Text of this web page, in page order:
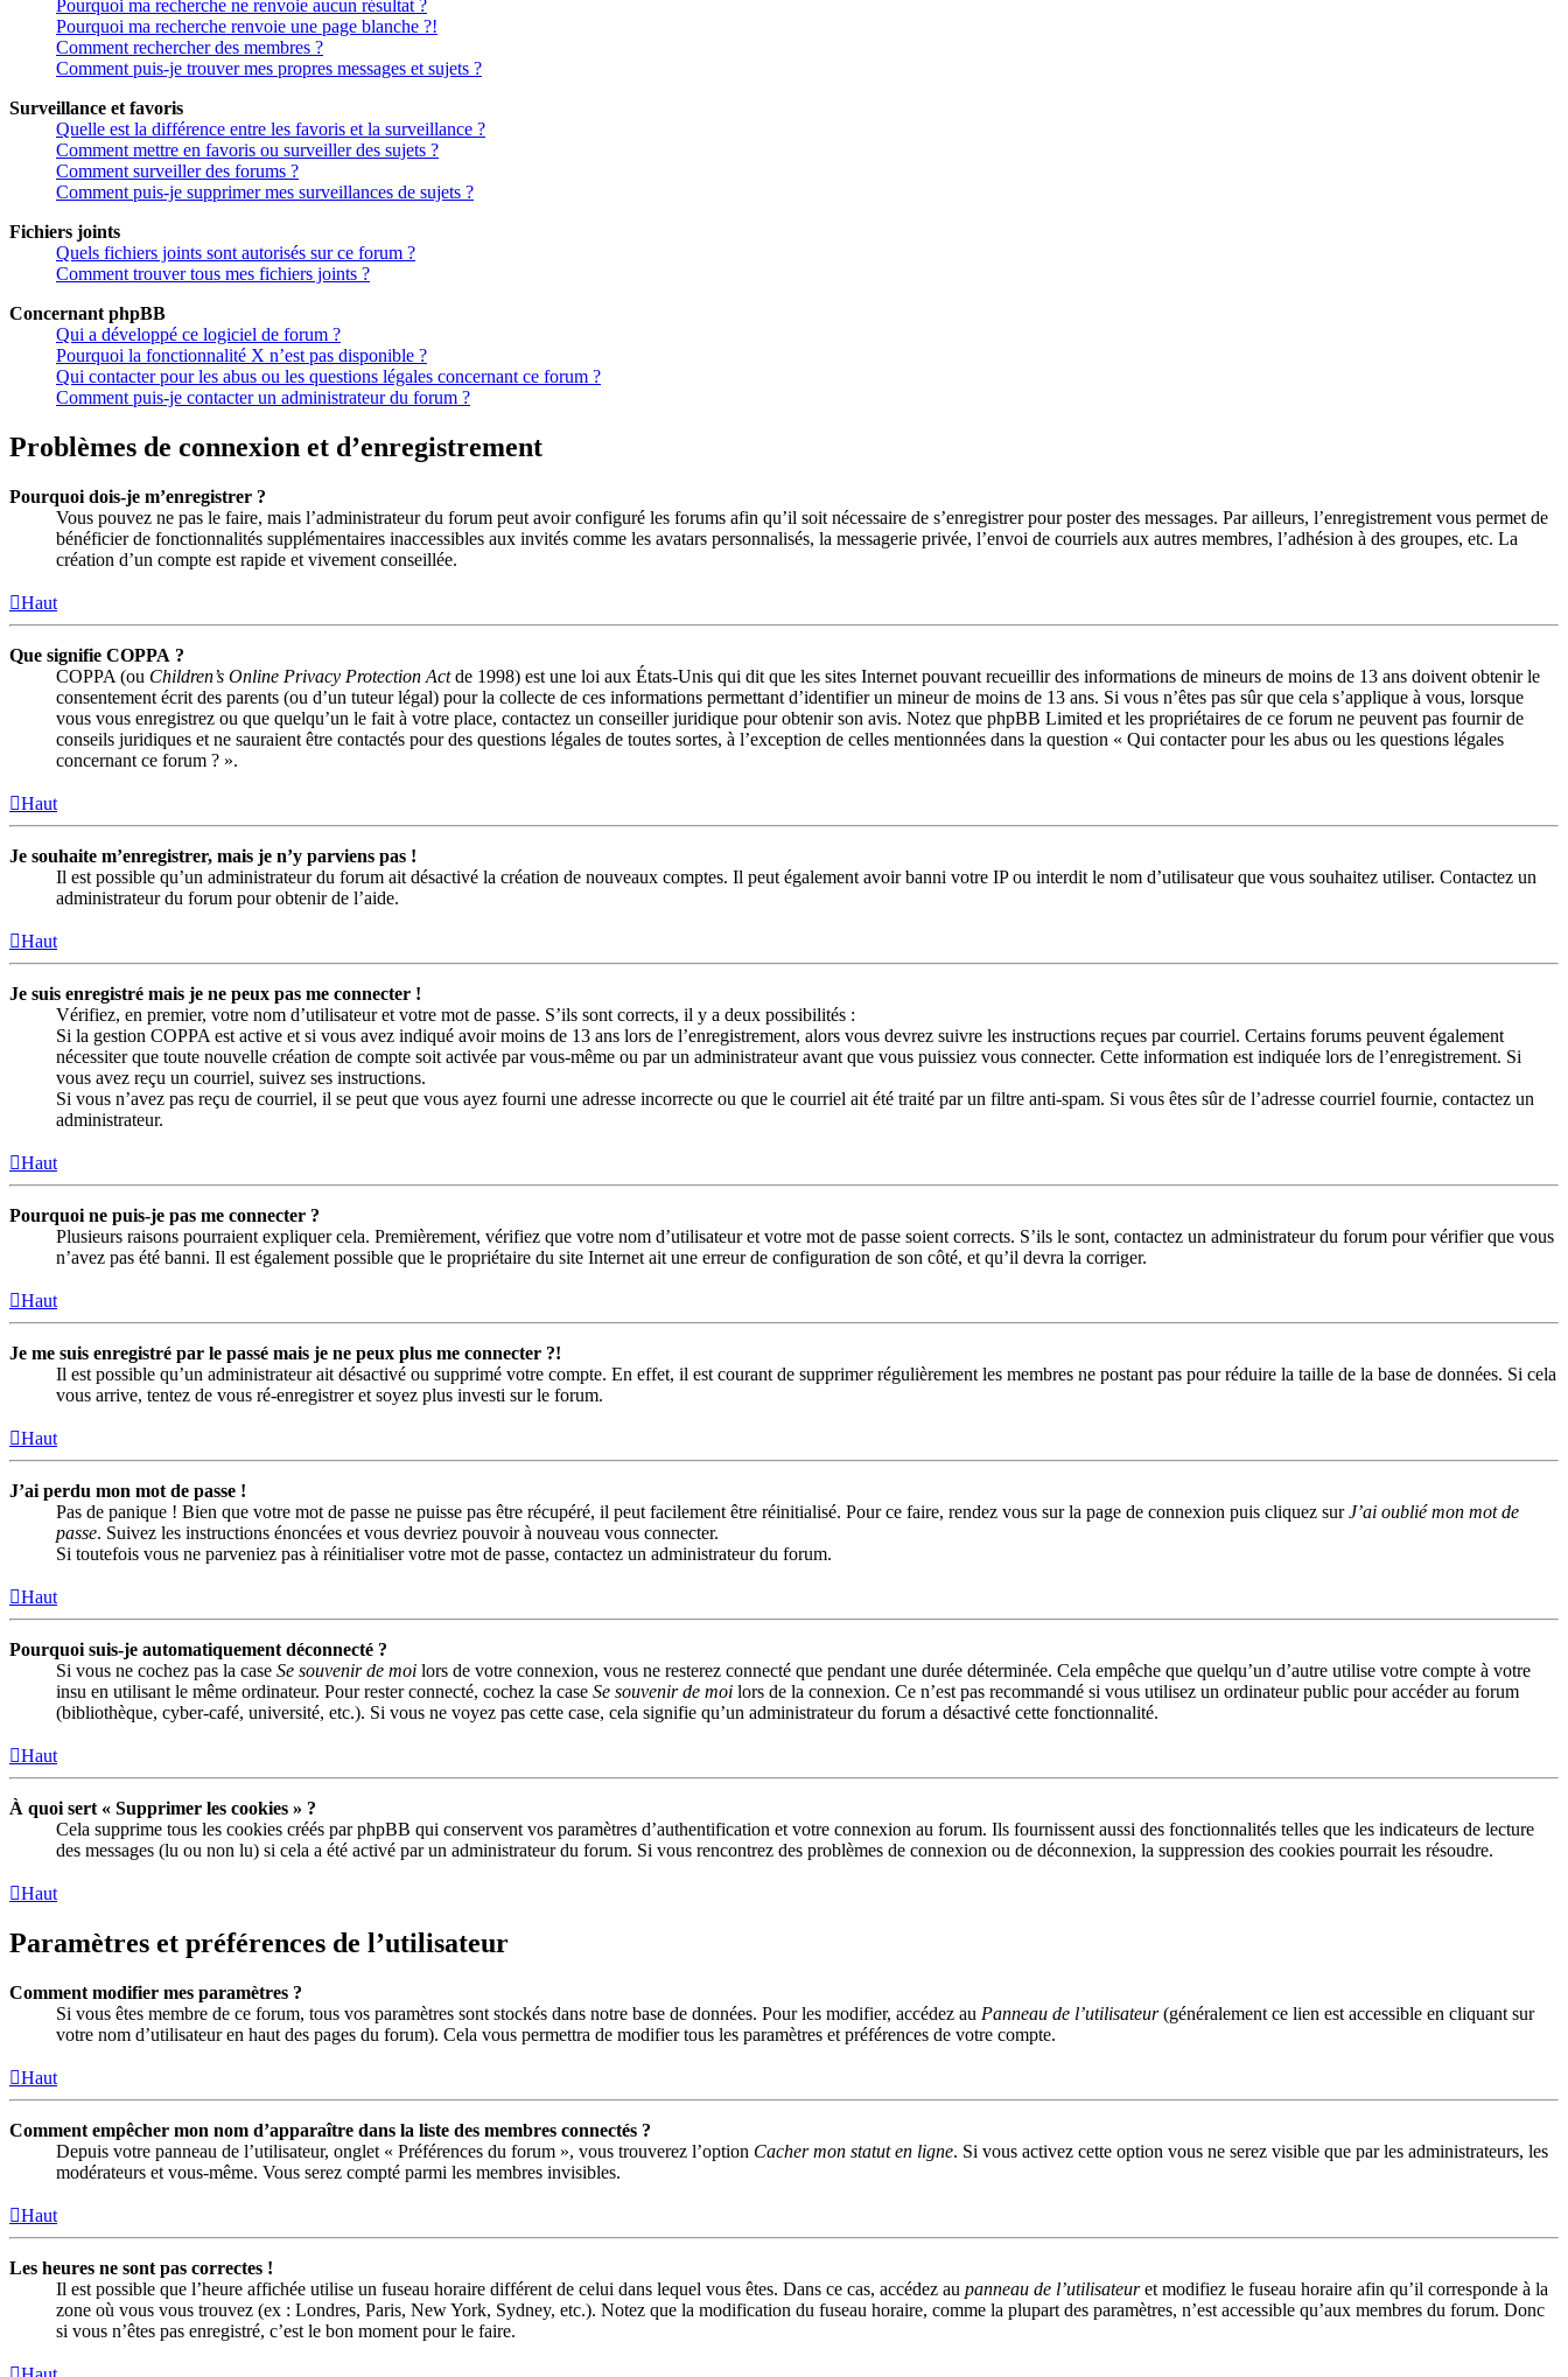
Pourquoi ma recherche ne renvoie aucun résultat ?
Pourquoi ma recherche renvoie une page blanche ?!
Comment rechercher des membres ?
Comment puis-je trouver mes propres messages et sujets ?
Surveillance et favoris
Quelle est la différence entre les favoris et la surveillance ?
Comment mettre en favoris ou surveiller des sujets ?
Comment surveiller des forums ?
Comment puis-je supprimer mes surveillances de sujets ?
Fichiers joints
Quels fichiers joints sont autorisés sur ce forum ?
Comment trouver tous mes fichiers joints ?
Concernant phpBB
Qui a développé ce logiciel de forum ?
Pourquoi la fonctionnalité X n’est pas disponible ?
Qui contacter pour les abus ou les questions légales concernant ce forum ?
Comment puis-je contacter un administrateur du forum ?
Problèmes de connexion et d’enregistrement
Pourquoi dois-je m’enregistrer ?
Vous pouvez ne pas le faire, mais l’administrateur du forum peut avoir configuré les forums afin qu’il soit nécessaire de s’enregistrer pour poster des messages. Par ailleurs, l’enregistrement vous permet de
bénéficier de fonctionnalités supplémentaires inaccessibles aux invités comme les avatars personnalisés, la messagerie privée, l’envoi de courriels aux autres membres, l’adhésion à des groupes, etc. La
création d’un compte est rapide et vivement conseillée.
Haut
Que signifie COPPA ?
COPPA (ou Children’s Online Privacy Protection Actde 1998) est une loi aux États-Unis qui dit que les sites Internet pouvant recueillir des informations de mineurs de moins de 13 ans doivent obtenir le
consentement écrit des parents (ou d’un tuteur légal) pour la collecte de ces informations permettant d’identifier un mineur de moins de 13 ans. Si vous n’êtes pas sûr que cela s’applique à vous, lorsque
vous vous enregistrez ou que quelqu’un le fait à votre place, contactez un conseiller juridique pour obtenir son avis. Notez que phpBB Limited et les propriétaires de ce forum ne peuvent pas fournir de
conseils juridiques et ne sauraient être contactés pour des questions légales de toutes sortes, à l’exception de celles mentionnées dans la question « Qui contacter pour les abus ou les questions légales
concernant ce forum ? ».
Haut
Je souhaite m’enregistrer, mais je n’y parviens pas !
Il est possible qu’un administrateur du forum ait désactivé la création de nouveaux comptes. Il peut également avoir banni votre IP ou interdit le nom d’utilisateur que vous souhaitez utiliser. Contactez un
administrateur du forum pour obtenir de l’aide.
Haut
Je suis enregistré mais je ne peux pas me connecter !
Vérifiez, en premier, votre nom d’utilisateur et votre mot de passe. S’ils sont corrects, il y a deux possibilités :
Si la gestion COPPA est active et si vous avez indiqué avoir moins de 13 ans lors de l’enregistrement, alors vous devrez suivre les instructions reçues par courriel. Certains forums peuvent également
nécessiter que toute nouvelle création de compte soit activée par vous-même ou par un administrateur avant que vous puissiez vous connecter. Cette information est indiquée lors de l’enregistrement. Si
vous avez reçu un courriel, suivez ses instructions.
Si vous n’avez pas reçu de courriel, il se peut que vous ayez fourni une adresse incorrecte ou que le courriel ait été traité par un filtre anti-spam. Si vous êtes sûr de l’adresse courriel fournie, contactez un
administrateur.
Haut
Pourquoi ne puis-je pas me connecter ?
Plusieurs raisons pourraient expliquer cela. Premièrement, vérifiez que votre nom d’utilisateur et votre mot de passe soient corrects. S’ils le sont, contactez un administrateur du forum pour vérifier que vous
n’avez pas été banni. Il est également possible que le propriétaire du site Internet ait une erreur de configuration de son côté, et qu’il devra la corriger.
Haut
Je me suis enregistré par le passé mais je ne peux plus me connecter ?!
Il est possible qu’un administrateur ait désactivé ou supprimé votre compte. En effet, il est courant de supprimer régulièrement les membres ne postant pas pour réduire la taille de la base de données. Si cela
vous arrive, tentez de vous ré-enregistrer et soyez plus investi sur le forum.
Haut
J’ai perdu mon mot de passe !
Pas de panique ! Bien que votre mot de passe ne puisse pas être récupéré, il peut facilement être réinitialisé. Pour ce faire, rendez vous sur la page de connexion puis cliquez surJ’ai oublié mon mot de
passe. Suivez les instructions énoncées et vous devriez pouvoir à nouveau vous connecter.
Si toutefois vous ne parveniez pas à réinitialiser votre mot de passe, contactez un administrateur du forum.
Haut
Pourquoi suis-je automatiquement déconnecté ?
Si vous ne cochez pas la case Se souvenir de moi lors de votre connexion, vous ne resterez connecté que pendant une durée déterminée. Cela empêche que quelqu’un d’autre utilise votre compte à votre
insu en utilisant le même ordinateur. Pour rester connecté, cochez la case Se souvenir de moi lors de la connexion. Ce n’est pas recommandé si vous utilisez un ordinateur public pour accéder au forum
(bibliothèque, cyber-café, université, etc.). Si vous ne voyez pas cette case, cela signifie qu’un administrateur du forum a désactivé cette fonctionnalité.
Haut
À quoi sert « Supprimer les cookies » ?
Cela supprime tous les cookies créés par phpBB qui conservent vos paramètres d’authentification et votre connexion au forum. Ils fournissent aussi des fonctionnalités telles que les indicateurs de lecture
des messages (lu ou non lu) si cela a été activé par un administrateur du forum. Si vous rencontrez des problèmes de connexion ou de déconnexion, la suppression des cookies pourrait les résoudre.
Haut
Paramètres et préférences de l’utilisateur
Comment modifier mes paramètres ?
Si vous êtes membre de ce forum, tous vos paramètres sont stockés dans notre base de données. Pour les modifier, accédez au Panneau de l’utilisateur(généralement ce lien est accessible en cliquant sur
votre nom d’utilisateur en haut des pages du forum). Cela vous permettra de modifier tous les paramètres et préférences de votre compte.
Haut
Comment empêcher mon nom d’apparaître dans la liste des membres connectés ?
Depuis votre panneau de l’utilisateur, onglet « Préférences du forum », vous trouverez l’option Cacher mon statut en ligne. Si vous activez cette option vous ne serez visible que par les administrateurs, les
modérateurs et vous-même. Vous serez compté parmi les membres invisibles.
Haut
Les heures ne sont pas correctes !
Il est possible que l’heure affichée utilise un fuseau horaire différent de celui dans lequel vous êtes. Dans ce cas, accédez au panneau de l’utilisateuret modifiez le fuseau horaire afin qu’il corresponde à la
zone où vous vous trouvez (ex : Londres, Paris, New York, Sydney, etc.). Notez que la modification du fuseau horaire, comme la plupart des paramètres, n’est accessible qu’aux membres du forum. Donc
si vous n’êtes pas enregistré, c’est le bon moment pour le faire.